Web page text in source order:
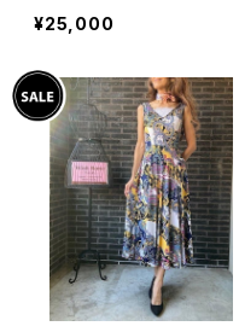
ウス 腕時計（RRS260） 1
990年代未使用品 電池交
LOR④
¥25,000